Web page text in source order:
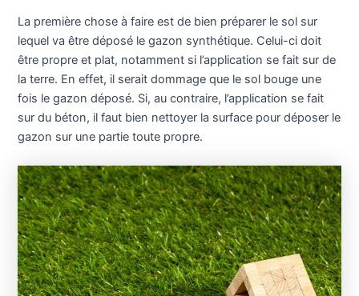
La première chose à faire est de bien préparer le sol sur
lequel va être déposé le gazon synthétique. Celui-ci doit
être propre et plat, notamment si l’application se fait sur de
la terre. En effet, il serait dommage que le sol bouge une
fois le gazon déposé. Si, au contraire, l’application se fait
sur du béton, il faut bien nettoyer la surface pour déposer le
gazon sur une partie toute propre.